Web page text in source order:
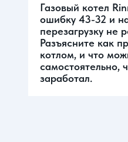
Газовый котел
ошибку 43-32 и
перезагрузку не
Разъясните как
котлом, и что
самостоятельно,
заработал.